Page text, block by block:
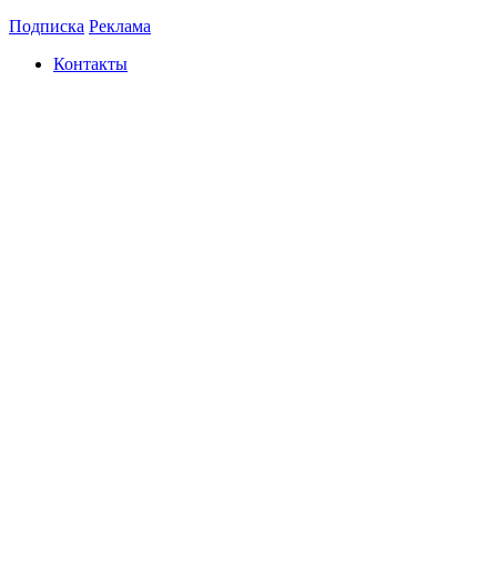
Подписка Реклама
Контакты